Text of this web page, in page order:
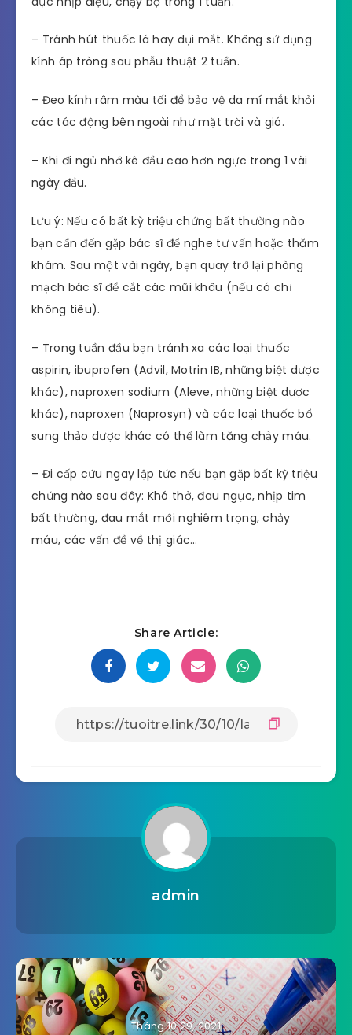
– Tránh hút thuốc lá hay dụi mắt. Không sử dụng
kính áp tròng sau phẫu thuật 2 tuần.
– Đeo kính râm màu tối để bảo vệ da mí mắt khỏi
các tác động bên ngoài như mặt trời và gió.
– Khi đi ngủ nhớ kê đầu cao hơn ngực trong 1 vài
ngày đầu.
Lưu ý: Nếu có bất kỳ triệu chứng bất thường nào
bạn cần đến gặp bác sĩ để nghe tư vấn hoặc thăm
khám. Sau một vài ngày, bạn quay trở lại phòng
mạch bác sĩ để cắt các mũi khâu (nếu có chỉ
không tiêu).
– Trong tuần đầu bạn tránh xa các loại thuốc
aspirin, ibuprofen (Advil, Motrin IB, những biệt dược
khác), naproxen sodium (Aleve, những biệt dược
khác), naproxen (Naprosyn) và các loại thuốc bổ
sung thảo dược khác có thể làm tăng chảy máu.
– Đi cấp cứu ngay lập tức nếu bạn gặp bất kỳ triệu
chứng nào sau đây: Khó thở, đau ngực, nhịp tim
bất thường, đau mắt mới nghiêm trọng, chảy
máu, các vấn đề về thị giác…
Share Article:
admin
Tháng 10 29, 2021